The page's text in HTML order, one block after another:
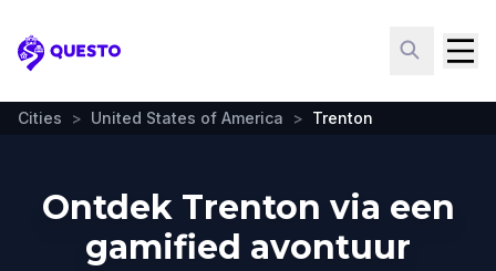
Questo
Cities > United States of America > Trenton
Ontdek Trenton via een
gamified avontuur